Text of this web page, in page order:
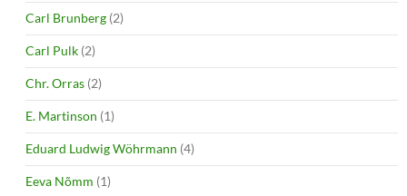
Carl Brunberg (2)
Carl Pulk (2)
Chr. Orras (2)
E. Martinson (1)
Eduard Ludwig Wöhrmann (4)
Eeva Nõmm (1)